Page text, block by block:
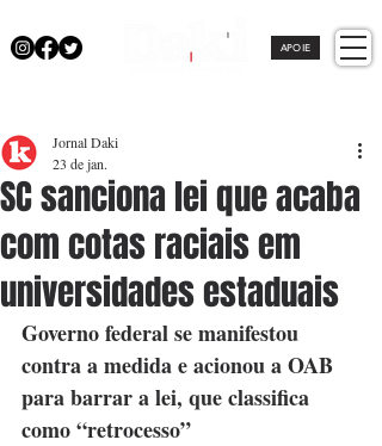
APOIE
SC sanciona lei que acaba
com cotas raciais em
universidades estaduais
Jornal Daki
23 de jan.
Governo federal se manifestou
contra a medida e acionou a OAB
para barrar a lei, que classifica
como “retrocesso”